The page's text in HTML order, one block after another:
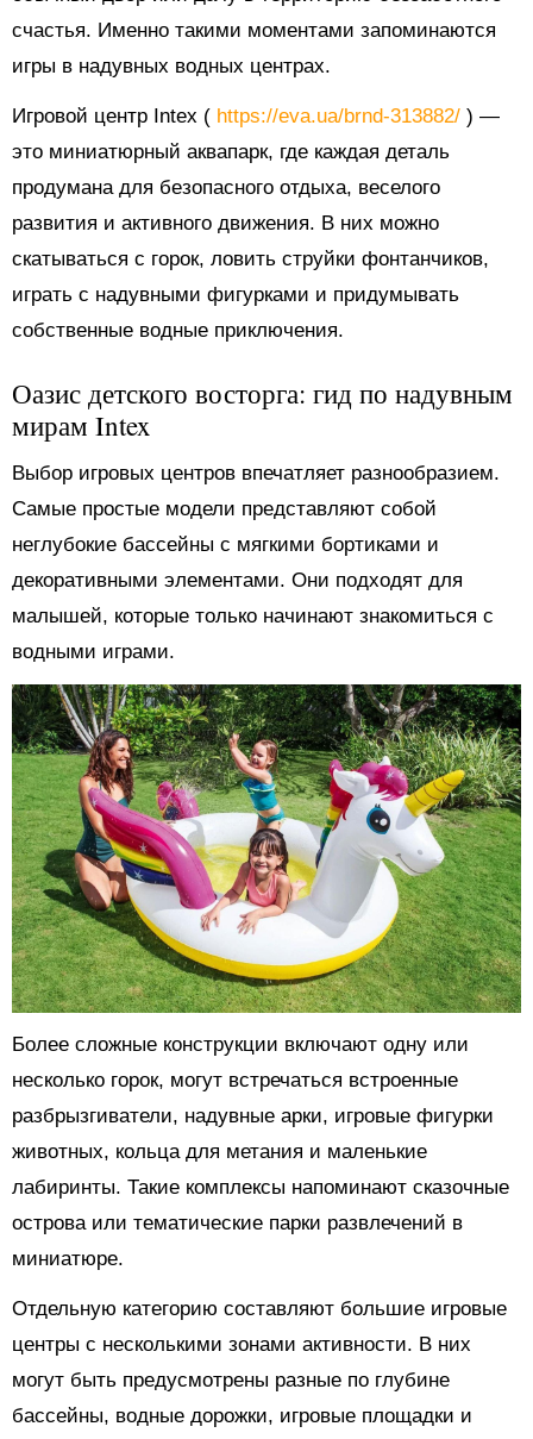
счастья. Именно такими моментами запоминаются
игры в надувных водных центрах.
Игровой центр Intex ( https://eva.ua/brnd-313882/ ) —
это миниатюрный аквапарк, где каждая деталь
продумана для безопасного отдыха, веселого
развития и активного движения. В них можно
скатываться с горок, ловить струйки фонтанчиков,
играть с надувными фигурками и придумывать
собственные водные приключения.
Оазис детского восторга: гид по надувным
мирам Intex
Выбор игровых центров впечатляет разнообразием.
Самые простые модели представляют собой
неглубокие бассейны с мягкими бортиками и
декоративными элементами. Они подходят для
малышей, которые только начинают знакомиться с
водными играми.
Более сложные конструкции включают одну или
несколько горок, могут встречаться встроенные
разбрызгиватели, надувные арки, игровые фигурки
животных, кольца для метания и маленькие
лабиринты. Такие комплексы напоминают сказочные
острова или тематические парки развлечений в
миниатюре.
Отдельную категорию составляют большие игровые
центры с несколькими зонами активности. В них
могут быть предусмотрены разные по глубине
бассейны, водные дорожки, игровые площадки и